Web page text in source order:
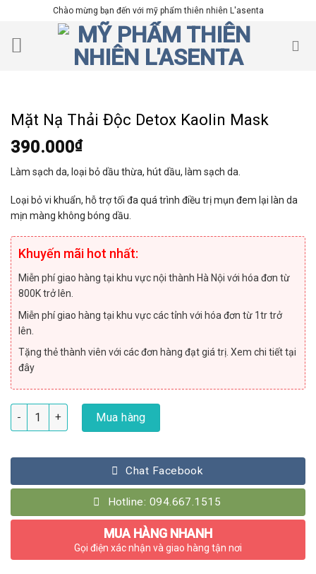
content
Chào mừng bạn đến với mỹ phẩm thiên nhiên L'asenta
Mặt Nạ Thải Độc Detox Kaolin Mask
390.000₫
Làm sạch da, loại bỏ dầu thừa, hút dầu, làm sạch da.
Loại bỏ vi khuẩn, hỗ trợ tối đa quá trình điều trị mụn đem lại làn da
mịn màng không bóng dầu.
Khuyến mãi hot nhất:
Miễn phí giao hàng tại khu vực nội thành Hà Nội với hóa đơn từ
800K trở lên.
Miễn phí giao hàng tại khu vực các tỉnh với hóa đơn từ 1tr trở
lên.
Tặng thẻ thành viên với các đơn hàng đạt giá trị. Xem chi tiết tại
đây
Mặt Nạ Thải Độc Detox Kaolin Mask số lượng
Mua hàng
Chat Facebook
Hotline: 094.667.1515
MUA HÀNG NHANH
Gọi điện xác nhận và giao hàng tận nơi